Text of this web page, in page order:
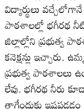
విద్యార్థులు
పాఠశాలల్లో భగీరథ
జిల్లాల్లోని ప్రభుత్వ
కనెక్షన్లు ఇచ్చారు.
ప్రభుత్వ పాఠశాలలు
లేవు. భగీరథ నీరు
తాగేందుకు